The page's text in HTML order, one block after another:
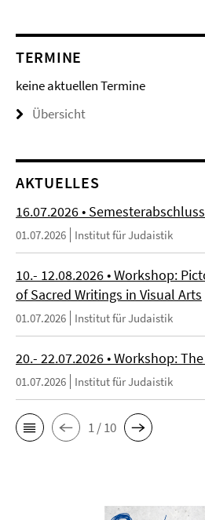
TERMINE
keine aktuellen Termine
Übersicht
AKTUELLES
16.07.2026 •
01.07.2026 Institut für Judaistik
10.- 12.08.2026 • Workshop:
of Sacred Writings in Visual Arts
01.07.2026 Institut für Judaistik
20.- 22.07.2026 • Workshop:
01.07.2026 Institut für Judaistik
1 / 10